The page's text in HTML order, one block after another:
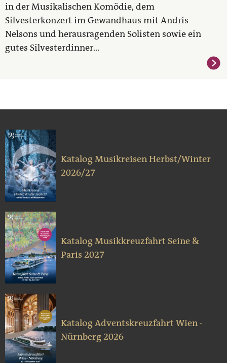
in der Musikalischen Komödie, dem
Silvesterkonzert im Gewandhaus mit Andris
Nelsons und herausragenden Solisten sowie ein
gutes Silvesterdinner...
Katalog Musikreisen Herbst/Winter
2026/27
Katalog Musikkreuzfahrt Seine &
Paris 2027
Katalog Adventskreuzfahrt Wien -
Nürnberg 2026